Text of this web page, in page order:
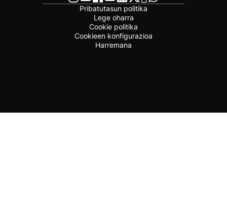
Pribatutasun politika
Lege oharra
Cookie politika
Cookieen konfigurazioa
Harremana